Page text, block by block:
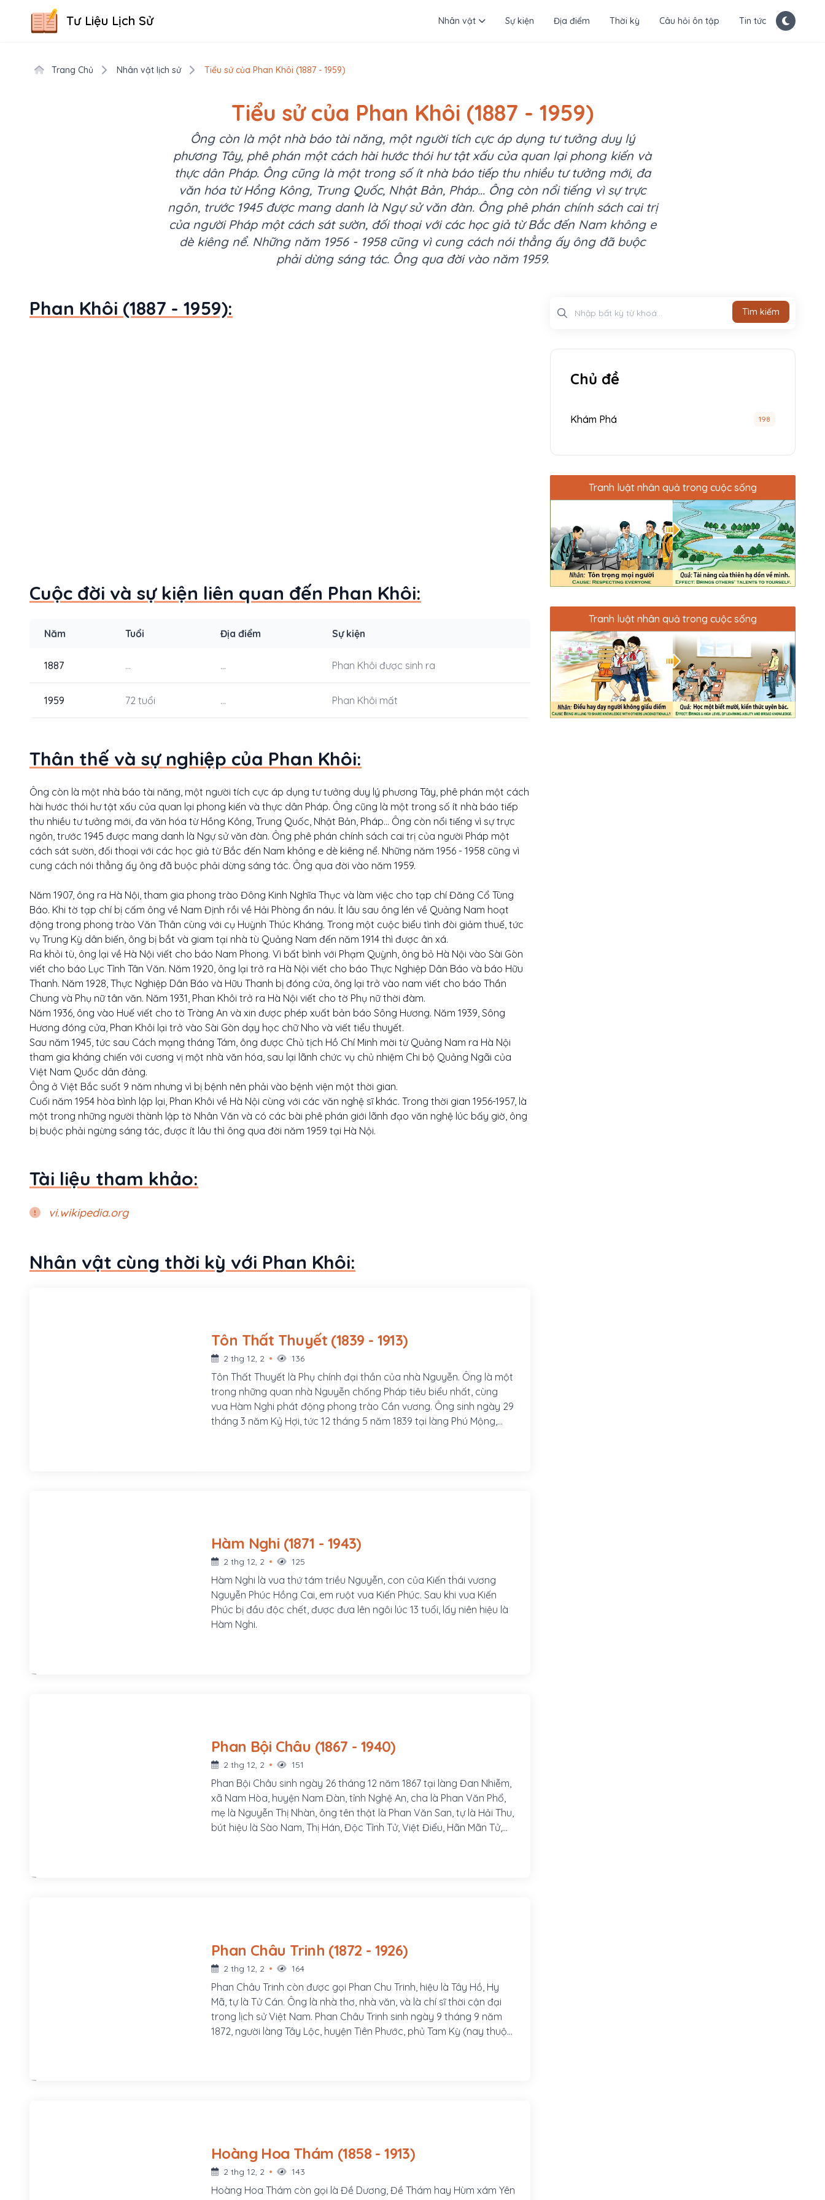
Tư Liệu Lịch Sử Nhân vật Sự kiện Địa điểm Thời kỳ Câu hỏi ôn tập Tin tức
Trang Chủ Nhân vật lịch sử Tiểu sử của Phan Khôi (1887 - 1959)
Tiểu sử của Phan Khôi (1887 - 1959)
Ông còn là một nhà báo tài năng, một người tích cực áp dụng tư tưởng duy lý
phương Tây, phê phán một cách hài hước thói hư tật xấu của quan lại phong kiến và
thực dân Pháp. Ông cũng là một trong số ít nhà báo tiếp thu nhiều tư tưởng mới, đa
văn hóa từ Hồng Kông, Trung Quốc, Nhật Bản, Pháp... Ông còn nổi tiếng vì sự trực
ngôn, trước 1945 được mang danh là Ngự sử văn đàn. Ông phê phán chính sách cai trị
của người Pháp một cách sát sườn, đối thoại với các học giả từ Bắc đến Nam không e
dè kiêng nể. Những năm 1956 - 1958 cũng vì cung cách nói thẳng ấy ông đã buộc
phải dừng sáng tác. Ông qua đời vào năm 1959.
Phan Khôi (1887 - 1959):
Cuộc đời và sự kiện liên quan đến Phan Khôi:
Năm Tuổi Địa điểm Sự kiện
1887 ... ... Phan Khôi được sinh ra
1959 72 tuổi ... Phan Khôi mất
Thân thế và sự nghiệp của Phan Khôi:
Ông còn là một nhà báo tài năng, một người tích cực áp dụng tư tưởng duy lý phương Tây, phê phán một cách
hài hước thói hư tật xấu của quan lại phong kiến và thực dân Pháp. Ông cũng là một trong số ít nhà báo tiếp
thu nhiều tư tưởng mới, đa văn hóa từ Hồng Kông, Trung Quốc, Nhật Bản, Pháp... Ông còn nổi tiếng vì sự trực
ngôn, trước 1945 được mang danh là Ngự sử văn đàn. Ông phê phán chính sách cai trị của người Pháp một
cách sát sườn, đối thoại với các học giả từ Bắc đến Nam không e dè kiêng nể. Những năm 1956 - 1958 cũng vì
cung cách nói thẳng ấy ông đã buộc phải dừng sáng tác. Ông qua đời vào năm 1959.
Năm 1907, ông ra Hà Nội, tham gia phong trào Đông Kinh Nghĩa Thục và làm việc cho tạp chí Đăng Cổ Tùng
Báo. Khi tờ tạp chí bị cấm ông về Nam Định rồi về Hải Phòng ẩn náu. Ít lâu sau ông lén về Quảng Nam hoạt
động trong phong trào Văn Thân cùng với cụ Huỳnh Thúc Kháng. Trong một cuộc biểu tình đòi giảm thuế, tức
vụ Trung Kỳ dân biến, ông bị bắt và giam tại nhà tù Quảng Nam đến năm 1914 thì được ân xá.
Ra khỏi tù, ông lại về Hà Nội viết cho báo Nam Phong. Vì bất bình với Phạm Quỳnh, ông bỏ Hà Nội vào Sài Gòn
viết cho báo Lục Tỉnh Tân Văn. Năm 1920, ông lại trở ra Hà Nội viết cho báo Thực Nghiệp Dân Báo và báo Hữu
Thanh. Năm 1928, Thực Nghiệp Dân Báo và Hữu Thanh bị đóng cửa, ông lại trở vào nam viết cho báo Thần
Chung và Phụ nữ tân văn. Năm 1931, Phan Khôi trở ra Hà Nội viết cho tờ Phụ nữ thời đàm.
Năm 1936, ông vào Huế viết cho tờ Tràng An và xin được phép xuất bản báo Sông Hương. Năm 1939, Sông
Hương đóng cửa, Phan Khôi lại trở vào Sài Gòn dạy học chữ Nho và viết tiểu thuyết.
Sau năm 1945, tức sau Cách mạng tháng Tám, ông được Chủ tịch Hồ Chí Minh mời từ Quảng Nam ra Hà Nội
tham gia kháng chiến với cương vị một nhà văn hóa, sau lại lãnh chức vụ chủ nhiệm Chi bộ Quảng Ngãi của
Việt Nam Quốc dân đảng.
Ông ở Việt Bắc suốt 9 năm nhưng vì bị bệnh nên phải vào bệnh viện một thời gian.
Cuối năm 1954 hòa bình lập lại, Phan Khôi về Hà Nội cùng với các văn nghệ sĩ khác. Trong thời gian 1956-1957, là
một trong những người thành lập tờ Nhân Văn và có các bài phê phán giới lãnh đạo văn nghệ lúc bấy giờ, ông
bị buộc phải ngừng sáng tác, được ít lâu thì ông qua đời năm 1959 tại Hà Nội.
Tài liệu tham khảo:
vi.wikipedia.org
Nhân vật cùng thời kỳ với Phan Khôi:
Tôn Thất Thuyết (1839 - 1913)
2 thg 12, 2 136
Tôn Thất Thuyết là Phụ chính đại thần của nhà Nguyễn. Ông là một
trong những quan nhà Nguyễn chống Pháp tiêu biểu nhất, cùng
vua Hàm Nghi phát động phong trào Cần vương. Ông sinh ngày 29
tháng 3 năm Kỷ Hợi, tức 12 tháng 5 năm 1839 tại làng Phú Mộng,
Hàm Nghi (1871 - 1943)
2 thg 12, 2 125
Hàm Nghi là vua thứ tám triều Nguyễn, con của Kiến thái vương
Nguyễn Phúc Hồng Cai, em ruột vua Kiến Phúc. Sau khi vua Kiến
Phúc bị đầu độc chết, được đưa lên ngôi lúc 13 tuổi, lấy niên hiệu là
Hàm Nghi.
Phan Bội Châu (1867 - 1940)
2 thg 12, 2 151
Phan Bội Châu sinh ngày 26 tháng 12 năm 1867 tại làng Đan Nhiễm,
xã Nam Hòa, huyện Nam Đàn, tỉnh Nghệ An, cha là Phan Văn Phổ,
mẹ là Nguyễn Thị Nhàn, ông tên thật là Phan Văn San, tự là Hải Thu,
bút hiệu là Sào Nam, Thị Hán, Độc Tỉnh Tử, Việt Điểu, Hãn Mãn Tử,
Phan Châu Trinh (1872 - 1926)
2 thg 12, 2 164
Phan Châu Trinh còn được gọi Phan Chu Trinh, hiệu là Tây Hồ, Hy
Mã, tự là Tử Cán. Ông là nhà thơ, nhà văn, và là chí sĩ thời cận đại
trong lịch sử Việt Nam. Phan Châu Trinh sinh ngày 9 tháng 9 năm
1872, người làng Tây Lộc, huyện Tiên Phước, phủ Tam Kỳ (nay thuộc
Hoàng Hoa Thám (1858 - 1913)
2 thg 12, 2 143
Hoàng Hoa Thám còn gọi là Đề Dương, Đề Thám hay Hùm xám Yên
Tìm kiếm
Chủ đề
Khám Phá 198
Tranh luật nhân quả trong cuộc sống
Tranh luật nhân quả trong cuộc sống